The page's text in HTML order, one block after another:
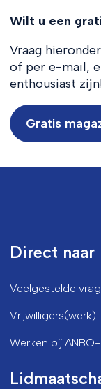
Wilt u een
Vraag
of per e-mail,
enthousiast
Gratis
Direct naar
Veelgestelde
Vrijwilligers(werk)
Werken bij